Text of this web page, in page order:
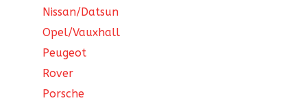
Nissan/Datsun
Opel/Vauxhall
Peugeot
Rover
Porsche